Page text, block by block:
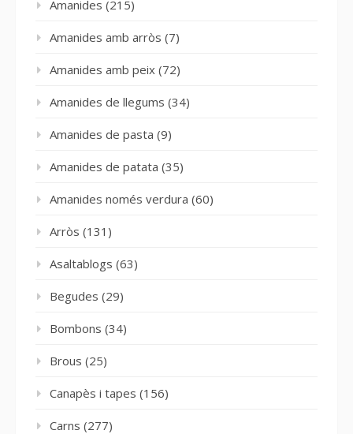
Amanides (215)
Amanides amb arròs (7)
Amanides amb peix (72)
Amanides de llegums (34)
Amanides de pasta (9)
Amanides de patata (35)
Amanides només verdura (60)
Arròs (131)
Asaltablogs (63)
Begudes (29)
Bombons (34)
Brous (25)
Canapès i tapes (156)
Carns (277)